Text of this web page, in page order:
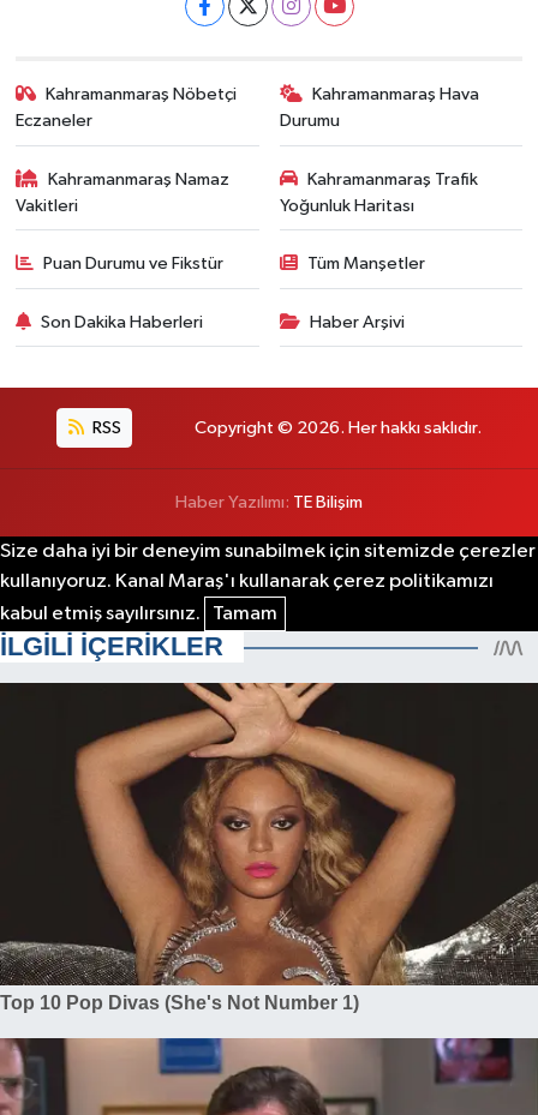
Kahramanmaraş Nöbetçi
Eczaneler
Kahramanmaraş Hava
Durumu
Kahramanmaraş Namaz
Vakitleri
Kahramanmaraş Trafik
Yoğunluk Haritası
Puan Durumu ve Fikstür Tüm Manşetler
Son Dakika Haberleri Haber Arşivi
RSS Copyright © 2026. Her hakkı saklıdır.
Haber Yazılımı: TE Bilişim
Size daha iyi bir deneyim sunabilmek için sitemizde çerezler
kullanıyoruz. Kanal Maraş'ı kullanarak çerez politikamızı
kabul etmiş sayılırsınız.
Tamam